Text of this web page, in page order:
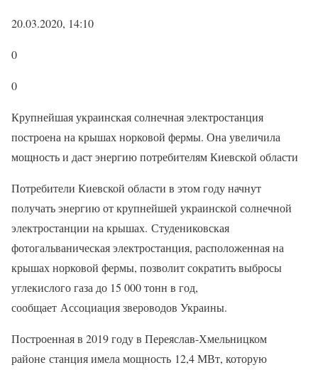
20.03.2020, 14:10
0
0
Крупнейшая украинская солнечная электростанция
построена на крышах норковой фермы. Она увеличила
мощность и даст энергию потребителям Киевской области
Потребители Киевской области в этом году начнут
получать энергию от крупнейшей украинской солнечной
электростанции на крышах. Студениковская
фотогальваническая электростанция, расположенная на
крышах норковой фермы, позволит сократить выбросы
углекислого газа до 15 000 тонн в год,
сообщает Ассоциация звероводов Украины.
Построенная в 2019 году в Переяслав-Хмельницком
районе станция имела мощность 12,4 МВт, которую